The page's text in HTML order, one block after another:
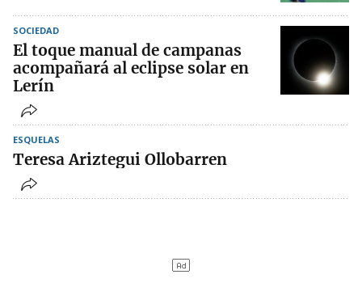
SOCIEDAD
El toque manual de campanas
acompañará al eclipse solar en
Lerín
ESQUELAS
Teresa Ariztegui Ollobarren